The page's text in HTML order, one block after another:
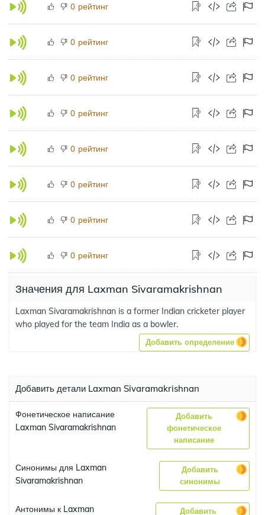
0 рейтинг
0 рейтинг
0 рейтинг
0 рейтинг
0 рейтинг
0 рейтинг
0 рейтинг
0 рейтинг
Значения для Laxman Sivaramakrishnan
Laxman Sivaramakrishnan is a former Indian cricketer player
who played for the team India as a bowler.
Добавить определение
Добавить детали Laxman Sivaramakrishnan
Фонетическое написание
Laxman Sivaramakrishnan
Добавить
фонетическое
написание
Синонимы для Laxman
Sivaramakrishnan
Добавить
синонимы
Антонимы к Laxman Добавить